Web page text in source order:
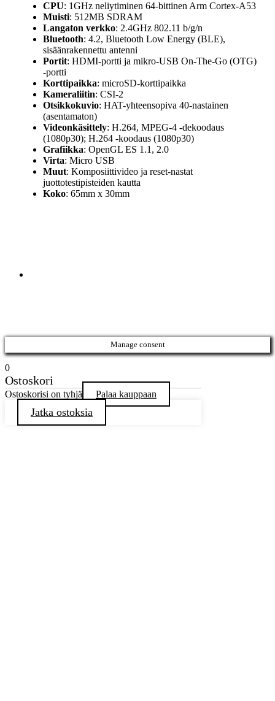
CPU: 1GHz neliytiminen 64-bittinen Arm Cortex-A53
Muisti: 512MB SDRAM
Langaton verkko: 2.4GHz 802.11 b/g/n
Bluetooth: 4.2, Bluetooth Low Energy (BLE),
sisäänrakennettu antenni
Portit: HDMI-portti ja mikro-USB On-The-Go (OTG)
-portti
Korttipaikka: microSD-korttipaikka
Kameraliitin: CSI-2
Otsikkokuvio: HAT-yhteensopiva 40-nastainen
(asentamaton)
Videonkäsittely: H.264, MPEG-4 -dekoodaus
(1080p30); H.264 -koodaus (1080p30)
Grafiikka: OpenGL ES 1.1, 2.0
Virta: Micro USB
Muut: Komposiittivideo ja reset-nastat
juottotestipisteiden kautta
Koko: 65mm x 30mm
Manage consent
0
Ostoskori
Ostoskorisi on tyhjä Palaa kauppaan
Jatka ostoksia